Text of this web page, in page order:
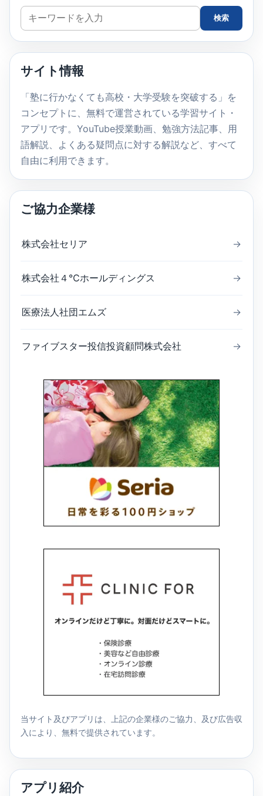
サ
イ
ト
検
索
検索
サイト情報
「塾に行かなくても高校・大学受験を突破する」を
コンセプトに、無料で運営されている学習サイト・
アプリです。YouTube授業動画、勉強方法記事、用
語解説、よくある疑問点に対する解説など、すべて
自由に利用できます。
ご協力企業様
株式会社セリア →
株式会社４℃ホールディングス →
医療法人社団エムズ →
ファイブスター投信投資顧問株式会社 →
当サイト及びアプリは、上記の企業様のご協力、及び広告収
入により、無料で提供されています。
アプリ紹介